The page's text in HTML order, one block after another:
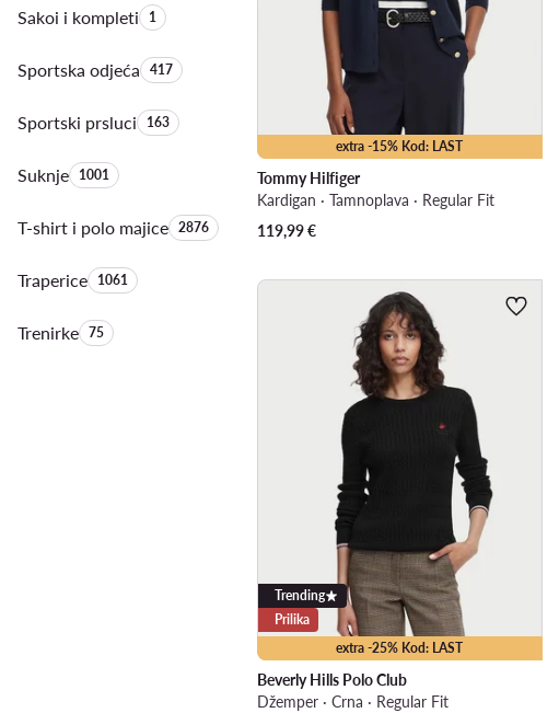
Sakoi i kompletiKoličina proizvoda:
1
Sportska odjećaKoličina proizvoda:
417
Sportski prsluciKoličina proizvoda:
163
SuknjeKoličina proizvoda:
1001
T-shirt i polo majiceKoličina proizvoda:
2876
TrapericeKoličina proizvoda:
1061
TrenirkeKoličina proizvoda:
75
extra -15% Kod: LAST
Tommy Hilfiger
Kardigan · Tamnoplava · Regular Fit
119,99€
extra -25% Kod: LAST
Trending
Prilika
Beverly Hills Polo Club
Džemper · Crna · Regular Fit